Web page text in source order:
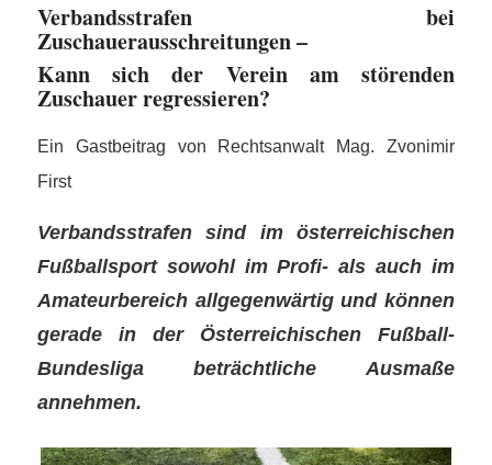
Verbandsstrafen bei
Zuschauerausschreitungen –
Kann sich der Verein am störenden
Zuschauer regressieren?
Ein Gastbeitrag von Rechtsanwalt Mag. Zvonimir
First
Verbandsstrafen sind im österreichischen
Fußballsport sowohl im Profi- als auch im
Amateurbereich allgegenwärtig und können
gerade in der Österreichischen Fußball-
Bundesliga beträchtliche Ausmaße
annehmen.